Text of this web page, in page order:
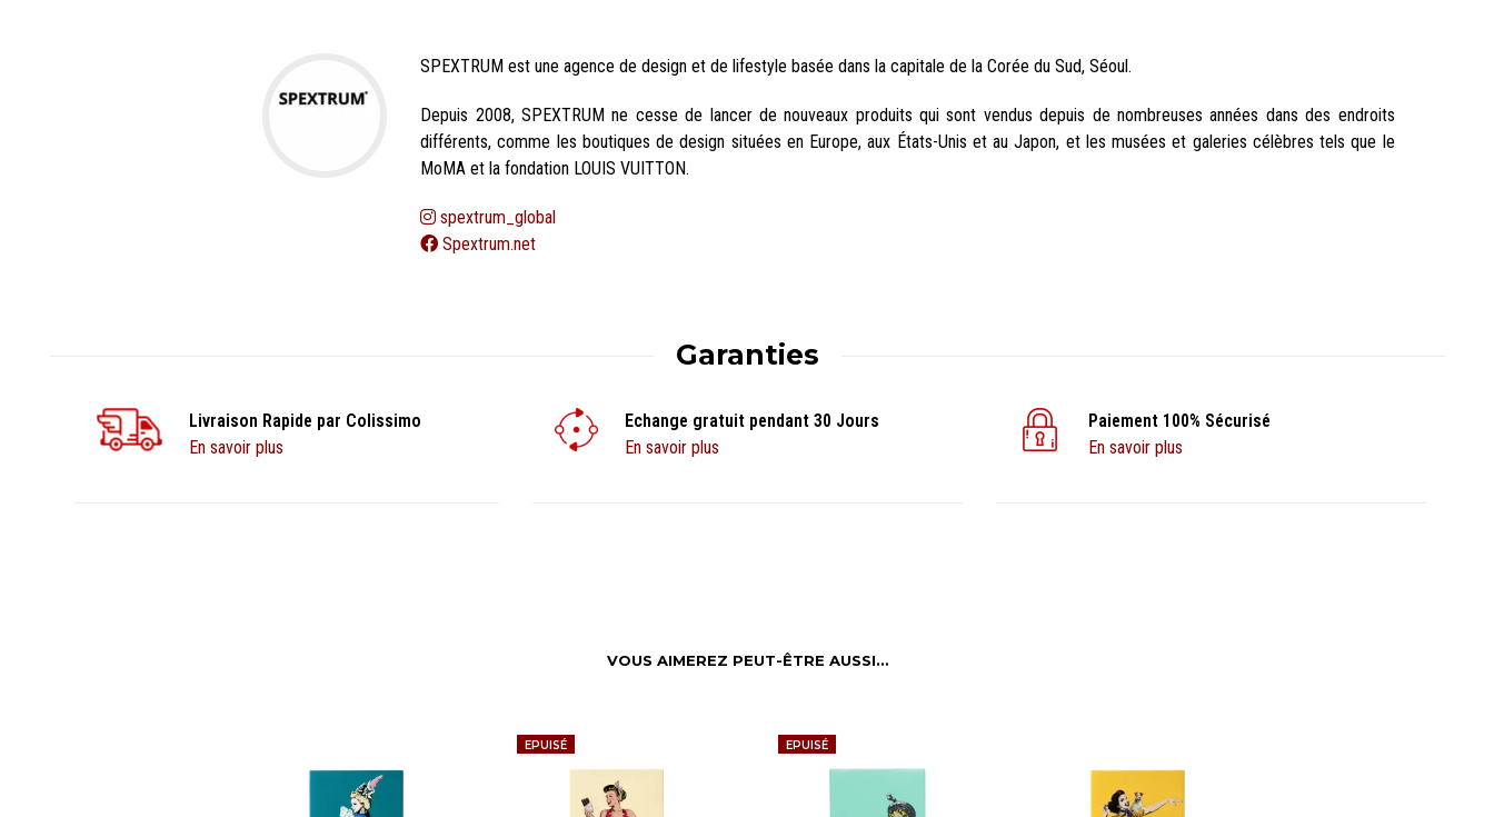
SPEXTRUM est une agence de design et de lifestyle basée dans la capitale de la Corée du Sud, Séoul.
Depuis 2008, SPEXTRUM ne cesse de lancer de nouveaux produits qui sont vendus depuis de nombreuses années dans des endroits
différents, comme les boutiques de design situées en Europe, aux États-Unis et au Japon, et les musées et galeries célèbres tels que le
MoMA et la fondation LOUIS VUITTON.
spextrum_global
Spextrum.net
Garanties
Livraison Rapide par Colissimo
En savoir plus
Echange gratuit pendant 30 Jours
En savoir plus
Paiement 100% Sécurisé
En savoir plus
VOUS AIMEREZ PEUT-ÊTRE AUSSI…
EPUISÉ EPUISÉ